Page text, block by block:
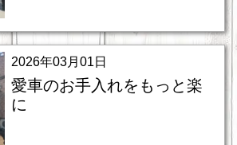
2026年03月01日
愛車のお手入れをもっと楽
に